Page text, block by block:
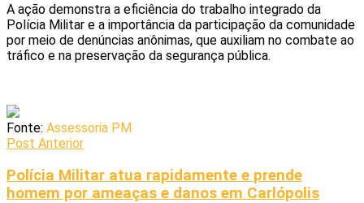
A ação demonstra a eficiência do trabalho integrado da
Polícia Militar e a importância da participação da comunidade
por meio de denúncias anônimas, que auxiliam no combate ao
tráfico e na preservação da segurança pública.
Fonte: Assessoria PM
Post Anterior
Polícia Militar atua rapidamente e prende
homem por ameaças e danos em Carlópolis